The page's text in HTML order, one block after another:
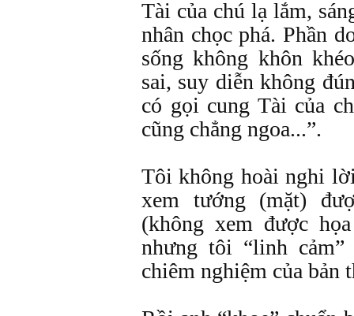
Tài của chú lạ lắm,
nhân chọc phá. Phần
sống không khôn
sai, suy diễn không
có gọi cung Tài của
cũng chẳng ngoa...”.
Tôi không hoài nghi
xem tướng (mặt)
(không xem được
nhưng tôi “linh
chiêm nghiệm của bản